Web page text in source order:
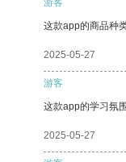
游客
这款app的商品种
2025-05-27
游客
这款app的学习氛
2025-05-27